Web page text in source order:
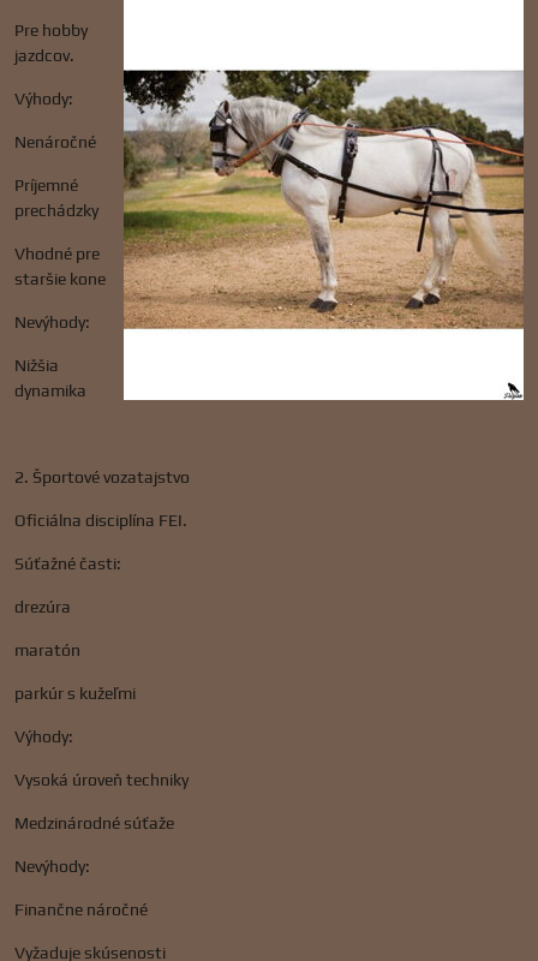
Pre hobby
jazdcov.
Výhody:
Nenáročné
Príjemné
prechádzky
Vhodné pre
staršie kone
Nevýhody:
Nižšia
dynamika
2. Športové vozatajstvo
Oficiálna disciplína FEI.
Súťažné časti:
drezúra
maratón
parkúr s kužeľmi
Výhody:
Vysoká úroveň techniky
Medzinárodné súťaže
Nevýhody:
Finančne náročné
Vyžaduje skúsenosti